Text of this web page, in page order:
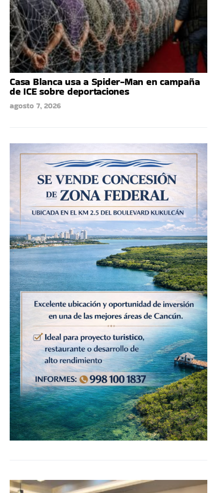
Casa Blanca usa a Spider-Man en campaña
de ICE sobre deportaciones
agosto 7, 2026